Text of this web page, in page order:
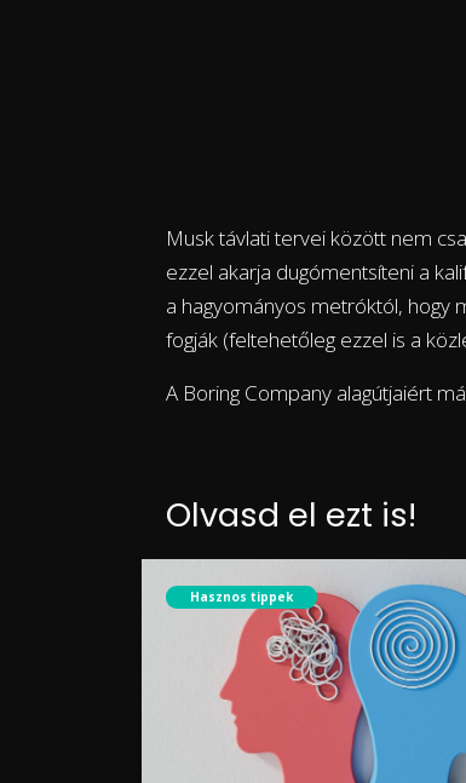
Musk távlati tervei között nem
ezzel akarja dugómentsíteni a
a hagyományos metróktól, hogy
fogják (feltehetőleg ezzel is a
A Boring Company alagútjaiért
Olvasd el ezt is!
Hasznos tippek